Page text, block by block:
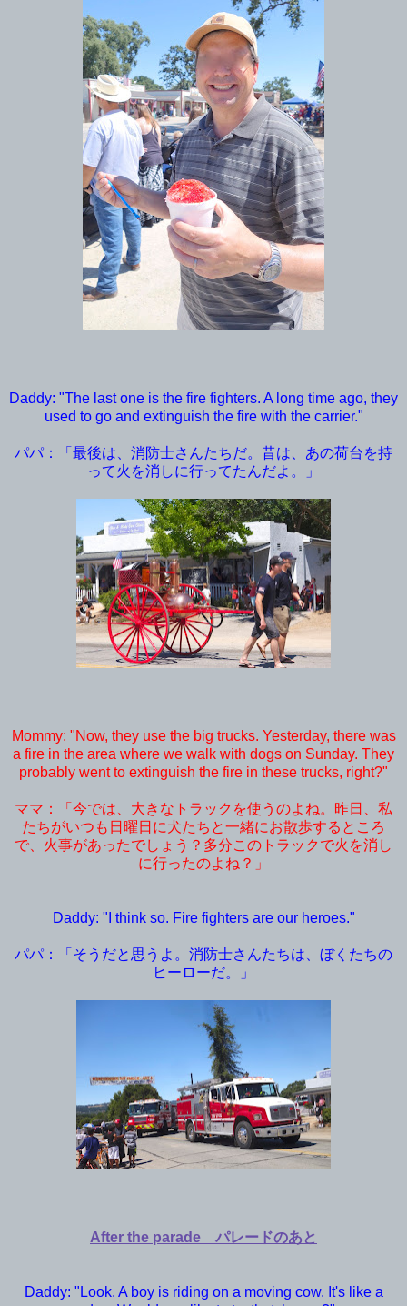
Daddy: "The last one is the fire fighters. A long time ago, they
used to go and extinguish the fire with the carrier."
パパ：「最後は、消防士さんたちだ。昔は、あの荷台を持
って火を消しに行ってたんだよ。」
Mommy: "Now, they use the big trucks. Yesterday, there was
a fire in the area where we walk with dogs on Sunday. They
probably went to extinguish the fire in these trucks, right?"
ママ：「今では、大きなトラックを使うのよね。昨日、私
たちがいつも日曜日に犬たちと一緒にお散歩するところ
で、火事があったでしょう？多分このトラックで火を消し
に行ったのよね？」
Daddy: "I think so. Fire fighters are our heroes."
パパ：「そうだと思うよ。消防士さんたちは、ぼくたちの
ヒーローだ。」
After the parade パレードのあと
Daddy: "Look. A boy is riding on a moving cow. It's like a